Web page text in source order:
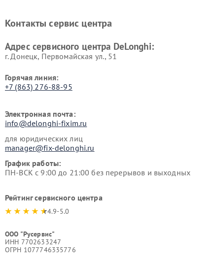
DeLonghi
DeLonghi
Контакты сервис центра
Адрес сервисного центра DeLonghi:
г. Донецк, Первомайская ул., 51
Горячая линия:
+7 (863) 276-88-95
Электронная почта:
info@delonghi-fixim.ru
для юридических лиц
manager@fix-delonghi.ru
График работы:
ПН-ВСК с 9:00 до 21:00 без перерывов и выходных
Рейтинг сервисного центра
4.9-5.0
ООО "Русервис"
ИНН 7702633247
ОГРН 1077746335776